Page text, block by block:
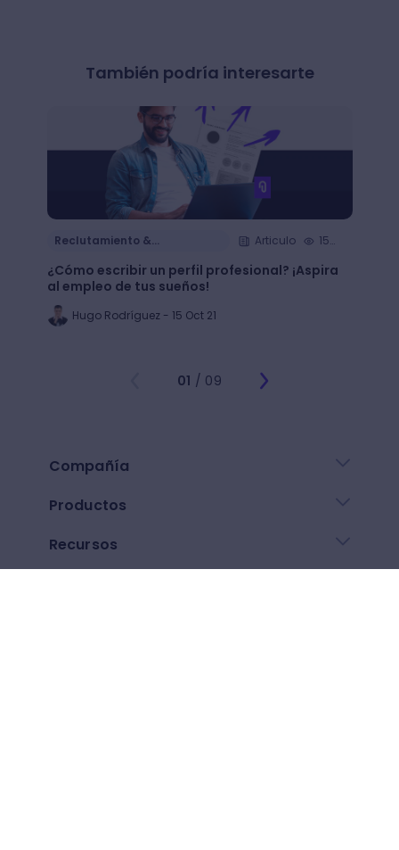
También podría interesarte
Reclutamiento &
Articulo
15
¿Cómo escribir un perfil profesional? ¡Aspira
al empleo de tus sueños!
Hugo Rodríguez - 15 Oct 21
01 / 09
Compañía
Productos
Recursos